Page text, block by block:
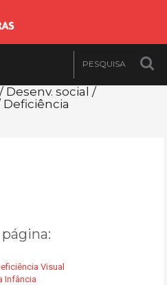
social /
Visual
Infância